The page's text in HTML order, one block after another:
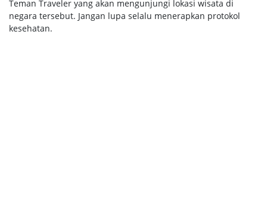
Teman Traveler yang akan mengunjungi lokasi wisata di
negara tersebut. Jangan lupa selalu menerapkan protokol
kesehatan.